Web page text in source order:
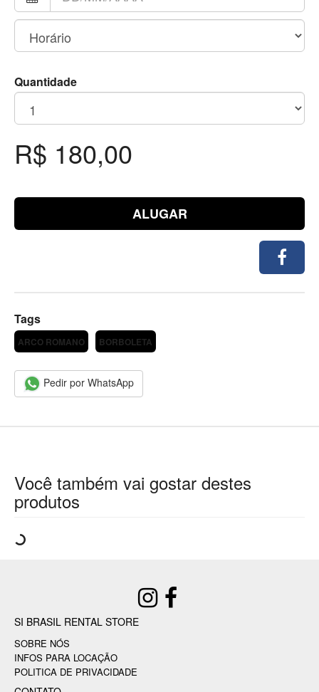
Quantidade
R$ 180,00
ALUGAR
Tags
ARCO ROMANO BORBOLETA
Pedir por WhatsApp
Você também vai gostar destes
produtos
SI BRASIL RENTAL STORE
SOBRE NÓS
INFOS PARA LOCAÇÃO
POLITICA DE PRIVACIDADE